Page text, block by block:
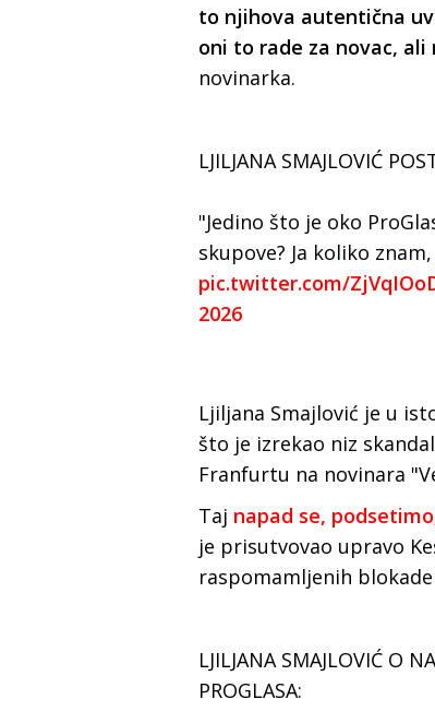
to njihova autentična
oni to rade za novac,
novinarka.
LJILJANA SMAJLOVIĆ
"Jedino što je oko
skupove? Ja koliko
pic.twitter.com/
2026
Ljiljana Smajlović je u
što je izrekao niz
Franfurtu na novinara
Taj napad se,
je prisutvovao upravo
raspomamljenih
LJILJANA SMAJLOVIĆ O
PROGLASA: